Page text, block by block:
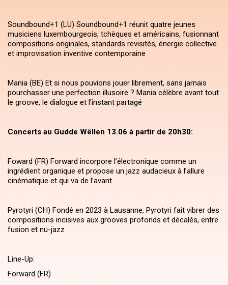
Soundbound+1 (LU) Soundbound+1 réunit quatre jeunes
musiciens luxembourgeois, tchèques et américains, fusionnant
compositions originales, standards revisités, énergie collective
et improvisation inventive contemporaine
Mania (BE) Et si nous pouvions jouer librement, sans jamais
pourchasser une perfection illusoire ? Mania célèbre avant tout
le groove, le dialogue et l’instant partagé
Concerts au Gudde Wëllen 13.06 à partir de 20h30:
Foward (FR) Forward incorpore l’électronique comme un
ingrédient organique et propose un jazz audacieux à l’allure
cinématique et qui va de l’avant
Pyrotyri (CH) Fondé en 2023 à Lausanne, Pyrotyri fait vibrer des
compositions incisives aux grooves profonds et décalés, entre
fusion et nu-jazz
Line-Up:
Forward (FR)